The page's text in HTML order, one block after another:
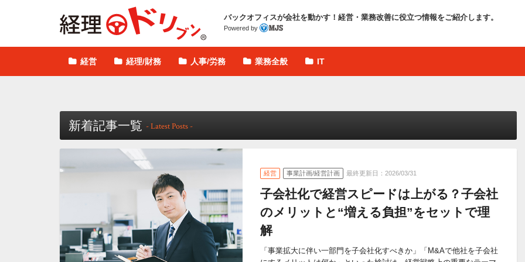
バックオフィスが会社を動かす！ 経営・業務改善に役立つ情報をご紹介します。
Powered by
経営 経理/財務 人事/労務 業務全般 IT
新着記事一覧 - Latest Posts -
経営 事業計画/経営計画 最終更新日：2026/03/31
子会社化で経営スピードは上がる？子会社
のメリットと“増える負担”をセットで理
解
「事業拡大に伴い一部門を子会社化すべきか」「M&Aで他社を子会社